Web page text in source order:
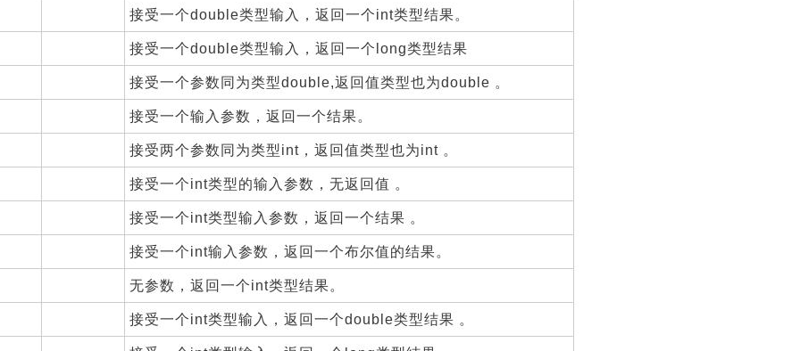
接受一个double类型输入，返回一个int类型结果。
接受一个double类型输入，返回一个long类型结果
接受一个参数同为类型double,返回值类型也为double 。
接受一个输入参数，返回一个结果。
接受两个参数同为类型int，返回值类型也为int 。
接受一个int类型的输入参数，无返回值 。
接受一个int类型输入参数，返回一个结果 。
接受一个int输入参数，返回一个布尔值的结果。
无参数，返回一个int类型结果。
接受一个int类型输入，返回一个double类型结果 。